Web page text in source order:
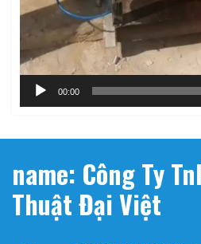
00:00
name: Công Ty
Thuật Đại Việt